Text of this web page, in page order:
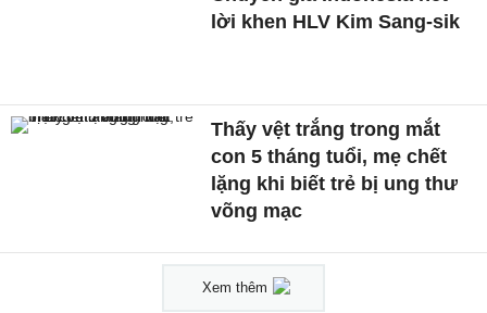
lời khen HLV Kim Sang-sik
Thấy vệt trắng trong mắt
con 5 tháng tuổi, mẹ chết
lặng khi biết trẻ bị ung thư
võng mạc
Xem thêm